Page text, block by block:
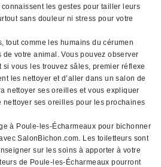
les gestes pour tailler leurs
sans douleur ni stress pour votre
tout comme les humains du cérumen
de votre animal. Vous pouvez observer
vous les trouvez sâles, premier réflexe
les nettoyer et d’aller dans un salon de
nettoyer ses oreilles et vous expliquer
nettoyer ses oreilles pour les prochaines
à Poule-les-Écharmeaux pour bichonner
SalonBichon.com. Les toiletteurs sont
sur les soins à apporter à votre
de Poule-les-Écharmeaux pourront